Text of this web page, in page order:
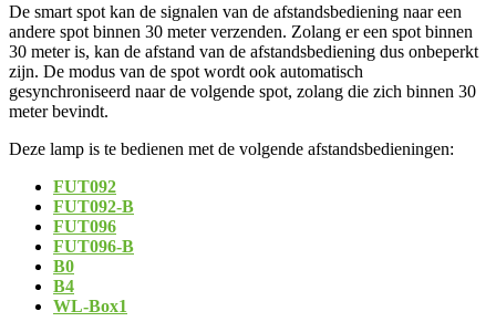
De smart spot kan de signalen van de afstandsbediening naar een
andere spot binnen 30 meter verzenden. Zolang er een spot binnen
30 meter is, kan de afstand van de afstandsbediening dus onbeperkt
zijn. De modus van de spot wordt ook automatisch
gesynchroniseerd naar de volgende spot, zolang die zich binnen 30
meter bevindt.
Deze lamp is te bedienen met de volgende afstandsbedieningen:
FUT092
FUT092-B
FUT096
FUT096-B
B0
B4
WL-Box1